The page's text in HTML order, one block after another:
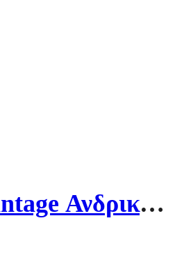
Superdry Vintage Ανδρικό Πουλόβερ M6110293A-XUC Γκρι